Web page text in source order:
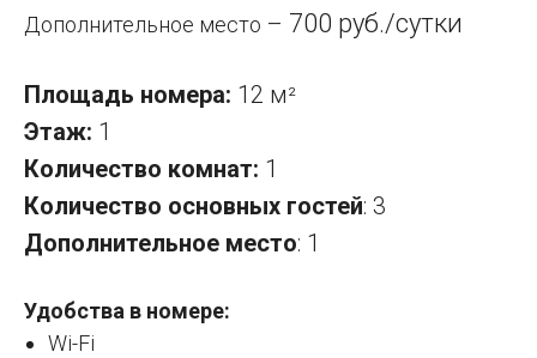
Дополнительное место – 700 руб./сутки
Площадь номера: 12 м²
Этаж: 1
Количество комнат: 1
Количество основных гостей: 3
Дополнительное место: 1
Удобства в номере:
Wi-Fi